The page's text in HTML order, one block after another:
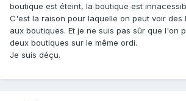
boutique est éteint, la boutique est
C'est la raison pour laquelle on peut voir des
aux boutiques. Et je ne suis pas sûr que l'on
deux boutiques sur le même ordi.
Je suis déçu.